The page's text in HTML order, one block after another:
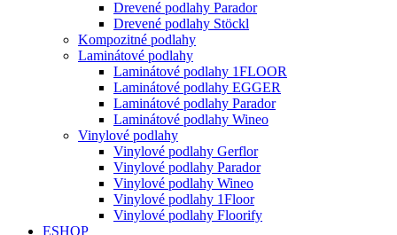
Drevené podlahy Parador
Drevené podlahy Stöckl
Kompozitné podlahy
Laminátové podlahy
Laminátové podlahy 1FLOOR
Laminátové podlahy EGGER
Laminátové podlahy Parador
Laminátové podlahy Wineo
Vinylové podlahy
Vinylové podlahy Gerflor
Vinylové podlahy Parador
Vinylové podlahy Wineo
Vinylové podlahy 1Floor
Vinylové podlahy Floorify
ESHOP